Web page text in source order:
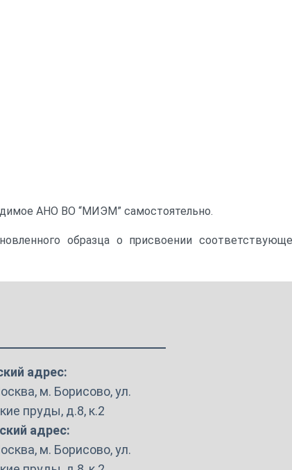
АНО ВО “МИЭМ” самостоятельно.
образца о присвоении
адрес:
м. Борисово, ул.
пруды, д.8, к.2
адрес:
м. Борисово, ул.